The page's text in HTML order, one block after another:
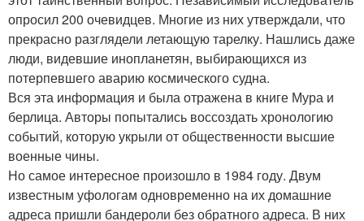
опросил 200 очевидцев. Многие из них утверждали, что
прекрасно разглядели летающую тарелку. Нашлись даже
люди, видевшие инопланетян, выбирающихся из
потерпевшего аварию космического судна.
Вся эта информация и была отражена в книге Мура и
берлица. Авторы попытались воссоздать хронологию
событий, которую укрыли от общественности высшие
военные чины.
Но самое интересное произошло в 1984 году. Двум
известным уфологам одновременно на их домашние
адреса пришли бандероли без обратного адреса. В них